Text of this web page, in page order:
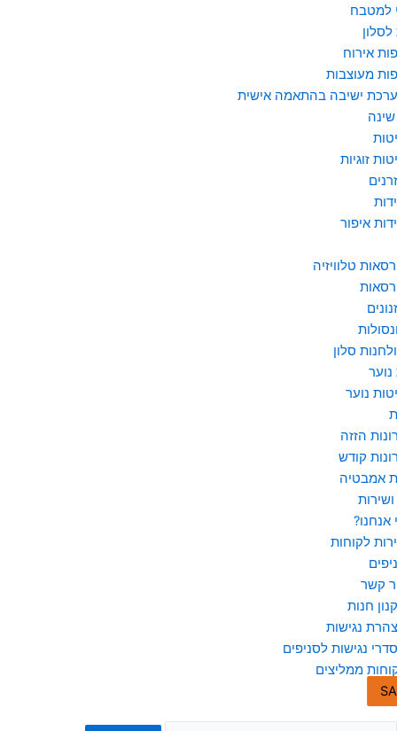
למטבח
אירוח
מעוצבות
ישיבה בהתאמה אישית
זוגיות
איפור
טלוויזיה
סלון
נוער
הזזה
קודש
אמבטיה
אנחנו?
לקוחות
קשר
חנות
נגישות
נגישות לסניפים
ממליצים